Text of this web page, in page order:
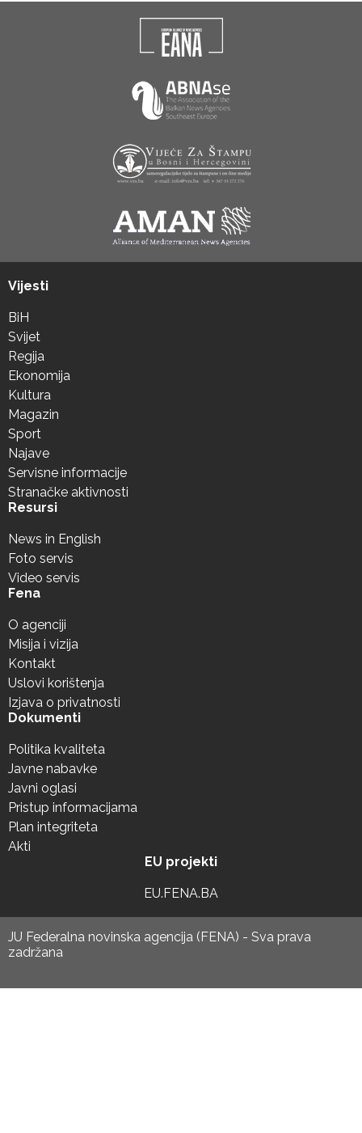
Vijesti
BiH
Svijet
Regija
Ekonomija
Kultura
Magazin
Sport
Najave
Servisne informacije
Stranačke aktivnosti
Resursi
News in English
Foto servis
Video servis
Fena
O agenciji
Misija i vizija
Kontakt
Uslovi korištenja
Izjava o privatnosti
Dokumenti
Politika kvaliteta
Javne nabavke
Javni oglasi
Pristup informacijama
Plan integriteta
Akti
EU projekti
EU.FENA.BA
JU Federalna novinska agencija (FENA) - Sva prava
zadržana